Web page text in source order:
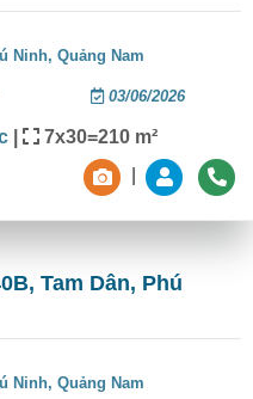
Ninh,Quảng Nam
03/06/2026
| 7x30=210 m²
Tam Dân, Phú
Ninh,Quảng Nam